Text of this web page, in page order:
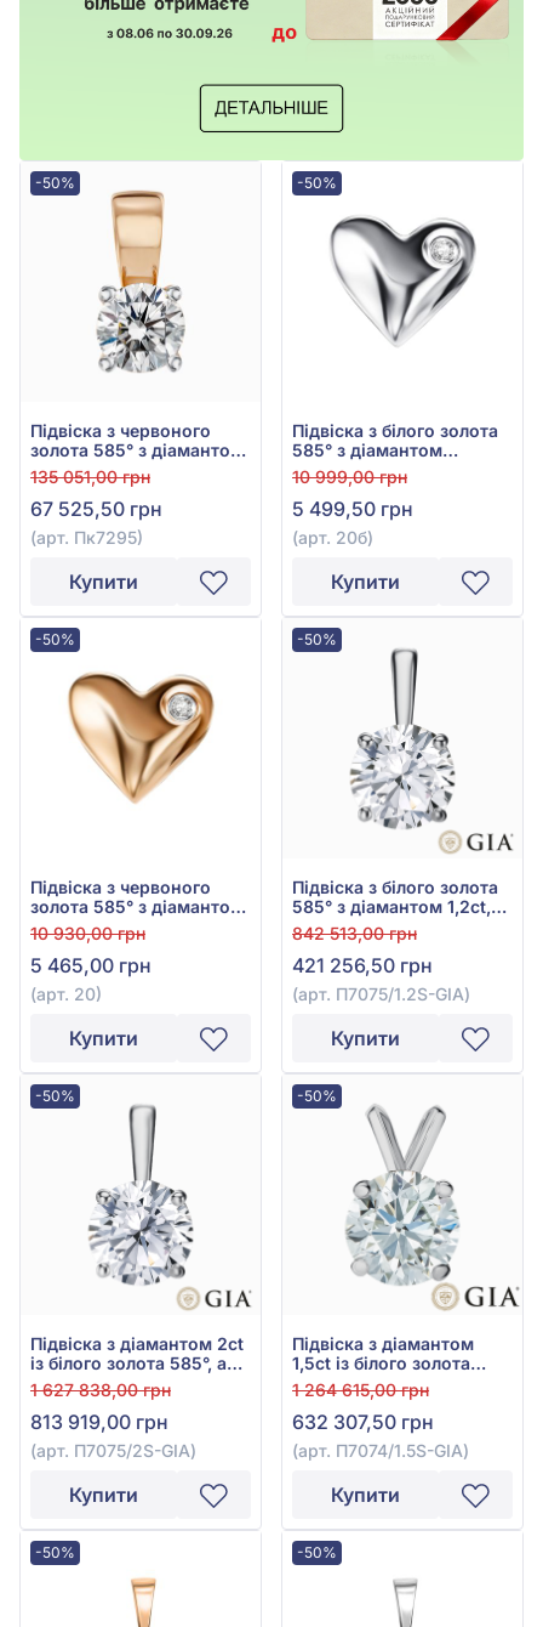
-50%
Підвіска з червоного
золота 585° з діамантом
0,52ct, арт. Пк7295
135 051,00 грн
67 525,50 грн
(арт. Пк7295)
Купити
-50%
Підвіска з білого золота
585° з діамантом
0,007ct, арт. 20б
10 999,00 грн
5 499,50 грн
(арт. 20б)
Купити
-50%
Підвіска з червоного
золота 585° з діамантом
0,007ct, арт. 20
10 930,00 грн
5 465,00 грн
(арт. 20)
Купити
-50%
Підвіска з білого золота
585° з діамантом 1,2ct,
арт. П7075/1.2S-GIA
842 513,00 грн
421 256,50 грн
(арт. П7075/1.2S-GIA)
Купити
-50%
Підвіска з діамантом 2ct
із білого золота 585°, арт.
П7075/2S-GIA
1 627 838,00 грн
813 919,00 грн
(арт. П7075/2S-GIA)
Купити
-50%
Підвіска з діамантом
1,5ct із білого золота
585°, арт. П7074/1.5S-GIA
1 264 615,00 грн
632 307,50 грн
(арт. П7074/1.5S-GIA)
Купити
-50% -50%